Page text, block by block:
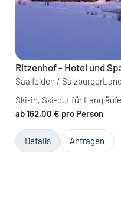
Ritzenhof - Hotel und
Saalfelden / SalzburgerLand
Ski-in, Ski-out für
ab 162,00 € pro Person
Details Anfragen